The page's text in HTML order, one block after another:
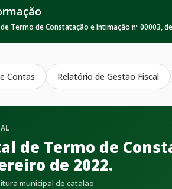
Termo de Constatação e Intimação nº 00003,
Contas Relatório de Gestão Fiscal
de Termo de
de 2022.
municipal de catalão